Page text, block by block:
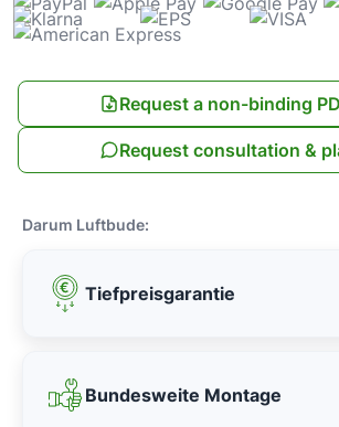
Request a non-binding
Request consultation &
Darum Luftbude:
Tiefpreisgarantie
Bundesweite Montage